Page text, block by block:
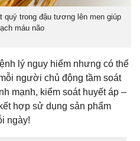
quý trong đậu tương lên men giúp
máu não
lý nguy hiểm nhưng có thể
người chủ động tầm soát
mạnh, kiểm soát huyết áp –
hợp sử dụng sản phẩm
ngày!